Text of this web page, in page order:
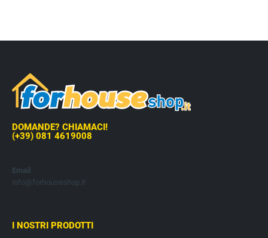
DOMANDE? CHIAMACI!
(+39) 081 4619008
Email
info@forhouseshop.it
I NOSTRI PRODOTTI